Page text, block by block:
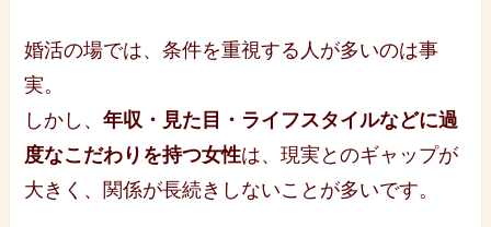
婚活の場では、条件を重視する人が多いのは事
実。
しかし、年収・見た目・ライフスタイルなどに過
度なこだわりを持つ女性は、現実とのギャップが
大きく、関係が長続きしないことが多いです。